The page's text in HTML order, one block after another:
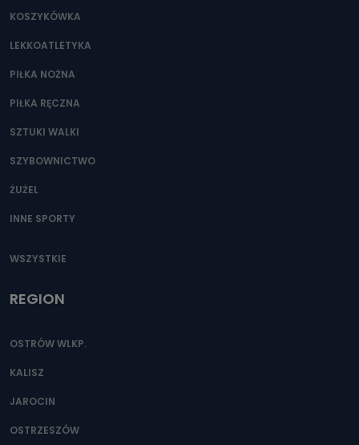
KOSZYKÓWKA
LEKKOATLETYKA
PIŁKA NOŻNA
PIŁKA RĘCZNA
SZTUKI WALKI
SZYBOWNICTWO
ŻUŻEL
INNE SPORTY
WSZYSTKIE
REGION
OSTRÓW WLKP.
KALISZ
JAROCIN
OSTRZESZÓW